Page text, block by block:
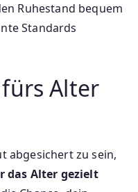
Ruhestand bequem
Standards
Alter
abgesichert zu sein,
das Alter gezielt